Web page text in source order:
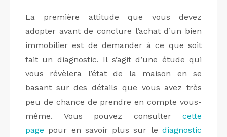
La première attitude que vous devez
adopter avant de conclure l’achat d’un bien
immobilier est de demander à ce que soit
fait un diagnostic. Il s’agit d’une étude qui
vous révèlera l’état de la maison en se
basant sur des détails que vous avez très
peu de chance de prendre en compte vous-
même. Vous pouvez consulter cette
page pour en savoir plus sur le diagnostic